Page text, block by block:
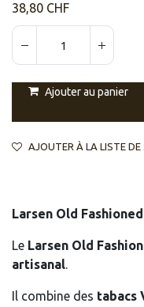
38,80 CHF
Ajouter au panier
AJOUTER À LA LISTE
Larsen Old Fashioned
Le Larsen Old
artisanal.
Il combine des tabacs